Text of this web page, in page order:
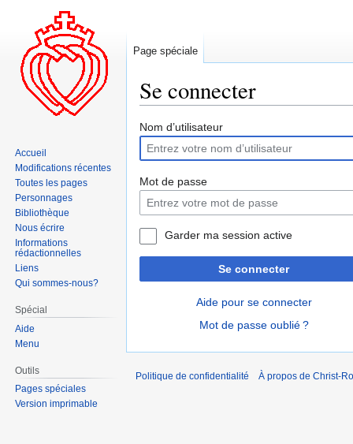
Se connecter
Aller
la
navigation
Aller
la
recherche
Nom d’utilisateur
Mot de passe
Garder ma session active
Se connecter
Aide pour se connecter
Mot de passe oublié ?
Page spéciale
Accueil
Modifications récentes
Toutes les pages
Personnages
Bibliothèque
Nous écrire
Informations
rédactionnelles
Liens
Qui sommes-nous?
Spécial
Aide
Menu
Outils
Pages spéciales
Version imprimable
Politique de confidentialité À propos de Christ-